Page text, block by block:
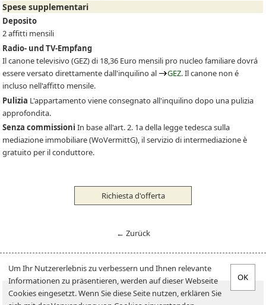
Spese supplementari
Deposito
2 affitti mensili
Radio- und TV-Empfang
Il canone televisivo(GEZ)di 18,36 Euro mensili pro nucleo familiare dovrá
essere versato direttamente dall'inquilino al
GEZ. Il canone non é
incluso nell'affitto mensile.
Pulizia L'appartamento viene consegnato all'inquilino dopo una pulizia
approfondita.
Senza commissioni In base all'art. 2. 1a della legge tedesca sulla
mediazione immobiliare (WoVermittG), il servizio di intermediazione è
gratuito per il conduttore.
Richiesta d'offerta
← Zurück
Cercare offerte
Inquilini-Infos
Um Ihr Nutzererlebnis zu verbessern und Ihnen relevante
Informationen zu präsentieren, werden auf dieser Webseite
Cookies eingesetzt. Wenn Sie diese Seite nutzen, erklären Sie